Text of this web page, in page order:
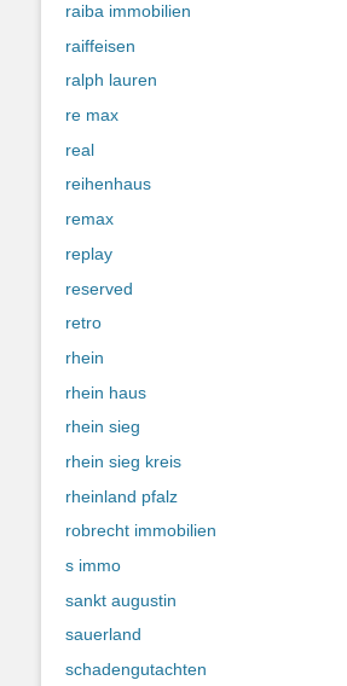
raiba immobilien
raiffeisen
ralph lauren
re max
real
reihenhaus
remax
replay
reserved
retro
rhein
rhein haus
rhein sieg
rhein sieg kreis
rheinland pfalz
robrecht immobilien
s immo
sankt augustin
sauerland
schadengutachten